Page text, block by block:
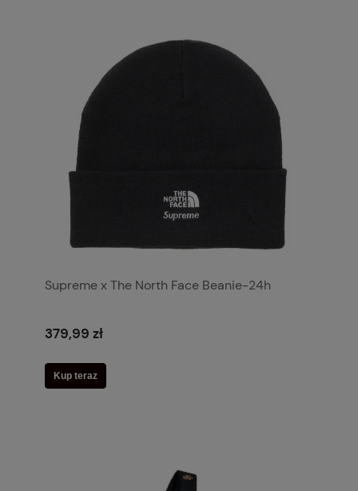
Supreme x The North Face Beanie-24h
379,99 zł
Kup teraz